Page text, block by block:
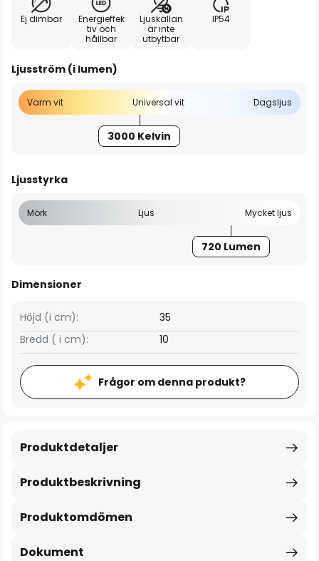
Ej dimbar
Energieffek
tiv och
hållbar
Ljuskällan
är inte
utbytbar
IP54
Ljusström (i lumen)
Varm vit Universal vit Dagsljus
3000 Kelvin
Ljusstyrka
Mörk Ljus Mycket ljus
720 Lumen
Dimensioner
Bredd ( i cm): 10
Höjd (i cm): 35
Frågor om denna produkt?
Produktbeskrivning
Produktdetaljer
Produktomdömen
Dokument